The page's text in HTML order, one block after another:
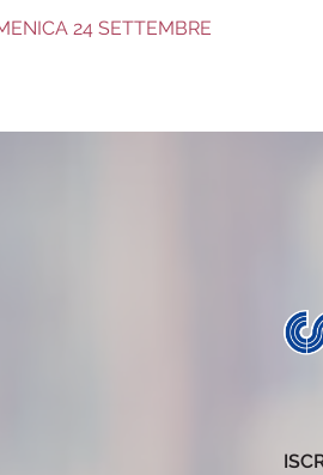
24 SETTEMBRE